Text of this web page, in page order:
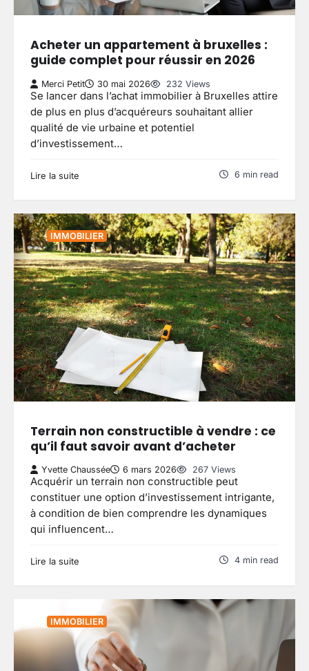
Acheter un appartement à bruxelles :
guide complet pour réussir en 2026
Merci Petit 30 mai 2026 232 Views
Se lancer dans l’achat immobilier à Bruxelles attire
de plus en plus d’acquéreurs souhaitant allier
qualité de vie urbaine et potentiel
d’investissement…
Lire la suite 6 min read
IMMOBILIER
Terrain non constructible à vendre : ce
qu’il faut savoir avant d’acheter
Yvette Chaussée 6 mars 2026 267 Views
Acquérir un terrain non constructible peut
constituer une option d’investissement intrigante,
à condition de bien comprendre les dynamiques
qui influencent…
Lire la suite 4 min read
IMMOBILIER